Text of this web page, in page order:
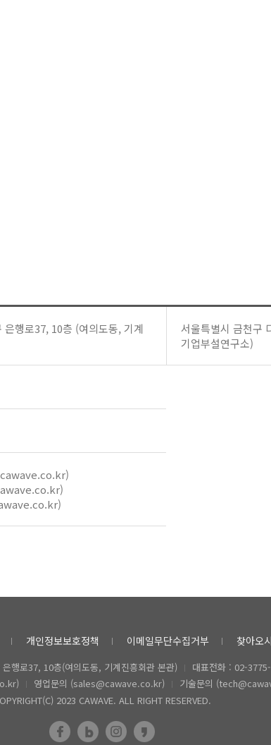
은행로37, 10층 (여의도동, 기계
서울특별시 금천구
기업부설연구소)
개인정보보호정책 이메일무단수집거부 찾아오
행로37, 10층(여의도동, 기계진흥회관 본관) 대표전화 : 02-
영업문의 (sales@cawave.co.kr)
기술문의
2023 CAWAVE. ALL RIGHT RESERVED.